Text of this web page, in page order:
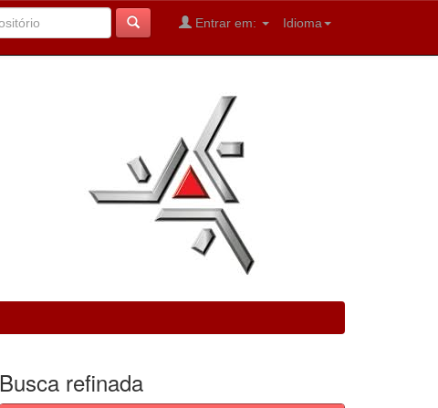
Idioma
Entrar em:
Busca refinada